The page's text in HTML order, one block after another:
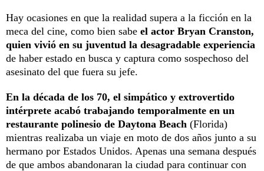
Hay ocasiones en que la realidad supera a la ficción en la
meca del cine, como bien sabe el actor Bryan Cranston,
quien vivió en su juventud la desagradable experiencia
de haber estado en busca y captura como sospechoso del
asesinato del que fuera su jefe.
En la década de los 70, el simpático y extrovertido
intérprete acabó trabajando temporalmente en un
restaurante polinesio de Daytona Beach (Florida)
mientras realizaba un viaje en moto de dos años junto a su
hermano por Estados Unidos. Apenas una semana después
de que ambos abandonaran la ciudad para continuar con